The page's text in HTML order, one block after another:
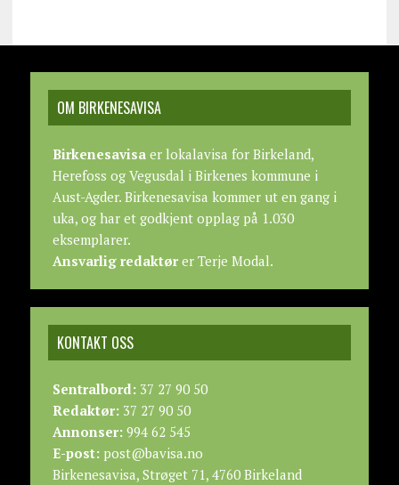
OM BIRKENESAVISA
Birkenesavisaer lokalavisa for Birkeland,
Herefoss og Vegusdal i Birkenes kommune i
Aust-Agder. Birkenesavisa kommer ut en gang i
uka, og har et godkjent opplag på 1.030
eksemplarer.
Ansvarlig redaktører Terje Modal.
KONTAKT OSS
Sentralbord:37 27 90 50
Redaktør:37 27 90 50
Annonser:994 62 545
E-post:post@bavisa.no
Birkenesavisa, Strøget 71, 4760 Birkeland